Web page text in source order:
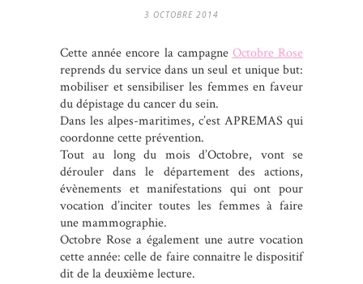
3 OCTOBRE 2014
Cette année encore la campagneOctobre Rose
reprends du service dans un seul et unique but:
mobiliser et sensibiliser les femmes en faveur
du dépistage du cancer du sein.
Dans les alpes-maritimes, c’est APREMAS qui
coordonne cette prévention.
Tout au long du mois d’Octobre, vont se
dérouler dans le département des actions,
évènements et manifestations qui ont pour
vocation d’inciter toutes les femmes à faire
une mammographie.
Octobre Rose a également une autre vocation
cette année: celle de faire connaitre le dispositif
dit de la deuxième lecture.